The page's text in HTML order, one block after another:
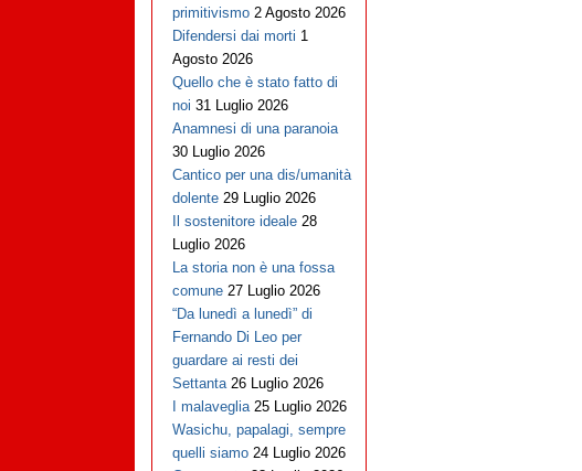
primitivismo 2 Agosto 2026
Difendersi dai morti 1
Agosto 2026
Quello che è stato fatto di
noi 31 Luglio 2026
Anamnesi di una paranoia
30 Luglio 2026
Cantico per una dis/umanità
dolente 29 Luglio 2026
Il sostenitore ideale 28
Luglio 2026
La storia non è una fossa
comune 27 Luglio 2026
“Da lunedì a lunedì” di
Fernando Di Leo per
guardare ai resti dei
Settanta 26 Luglio 2026
I malaveglia 25 Luglio 2026
Wasichu, papalagi, sempre
quelli siamo 24 Luglio 2026